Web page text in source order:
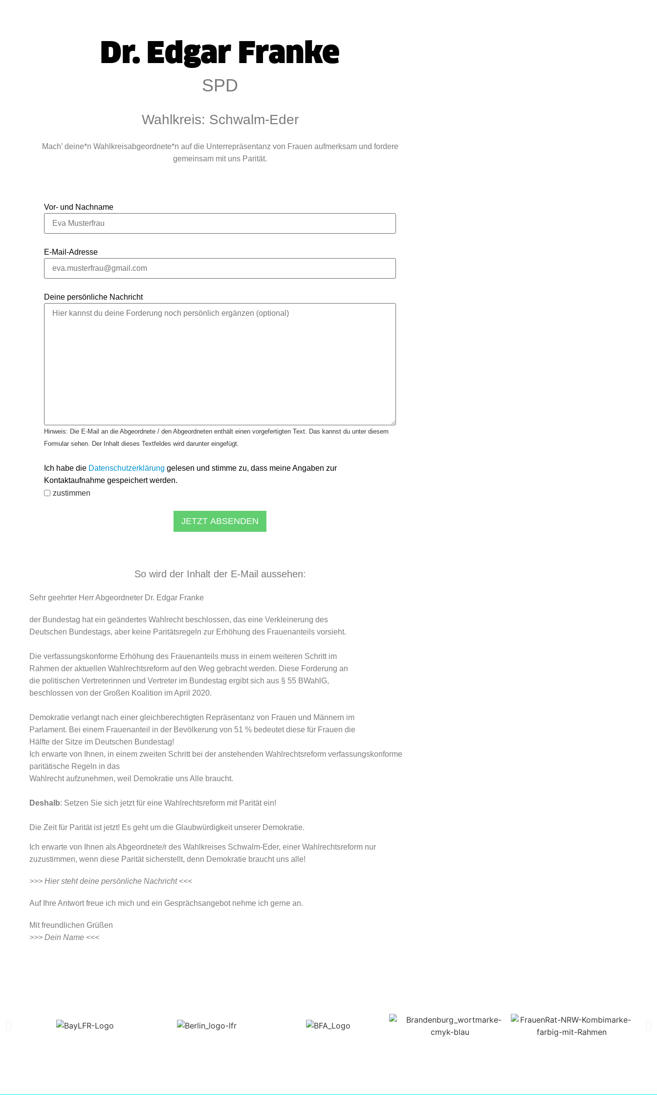
Dr. Edgar Franke
SPD
Wahlkreis: Schwalm-Eder
Mach’ deine*n Wahlkreisabgeordnete*n auf die Unterrepräsentanz von Frauen aufmerksam und fordere
gemeinsam mit uns Parität.
Vor- und Nachname
E-Mail-Adresse
Deine persönliche Nachricht
Hinweis: Die E-Mail an die Abgeordnete / den Abgeordneten enthält einen vorgefertigten Text. Das kannst du unter diesem
Formular sehen. Der Inhalt dieses Textfeldes wird darunter eingefügt.
Ich habe die Datenschutzerklärung gelesen und stimme zu, dass meine Angaben zur
Kontaktaufnahme gespeichert werden.
zustimmen
JETZT ABSENDEN
So wird der Inhalt der E-Mail aussehen:
Sehr geehrter Herr Abgeordneter Dr. Edgar Franke
der Bundestag hat ein geändertes Wahlrecht beschlossen, das eine Verkleinerung des
Deutschen Bundestags, aber keine Paritätsregeln zur Erhöhung des Frauenanteils vorsieht.
Die verfassungskonforme Erhöhung des Frauenanteils muss in einem weiteren Schritt im
Rahmen der aktuellen Wahlrechtsreform auf den Weg gebracht werden. Diese Forderung an
die politischen Vertreterinnen und Vertreter im Bundestag ergibt sich aus § 55 BWahlG,
beschlossen von der Großen Koalition im April 2020.
Demokratie verlangt nach einer gleichberechtigten Repräsentanz von Frauen und Männern im
Parlament. Bei einem Frauenanteil in der Bevölkerung von 51 % bedeutet diese für Frauen die
Hälfte der Sitze im Deutschen Bundestag!
Ich erwarte von Ihnen, in einem zweiten Schritt bei der anstehenden Wahlrechtsreform verfassungskonforme
paritätische Regeln in das
Wahlrecht aufzunehmen, weil Demokratie uns Alle braucht.
Deshalb: Setzen Sie sich jetzt für eine Wahlrechtsreform mit Parität ein!
Die Zeit für Parität ist jetzt! Es geht um die Glaubwürdigkeit unserer Demokratie.
Ich erwarte von Ihnen als Abgeordnete/r des Wahlkreises Schwalm-Eder, einer Wahlrechtsreform nur
zuzustimmen, wenn diese Parität sicherstellt, denn Demokratie braucht uns alle!
>>> Hier steht deine persönliche Nachricht <<<
Auf Ihre Antwort freue ich mich und ein Gesprächsangebot nehme ich gerne an.
Mit freundlichen Grüßen
>>> Dein Name <<<